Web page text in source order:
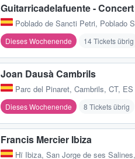
Guitarricadelafuente -
Poblado de Sancti Petri, Poblado
Dieses Wochenende 14 Tickets übrig
Joan Dausà Cambrils
Parc del Pinaret, Cambrils, CT, ES
Dieses Wochenende 8 Tickets übrig
Francis Mercier Ibiza
Hï Ibiza, San Jorge de ses